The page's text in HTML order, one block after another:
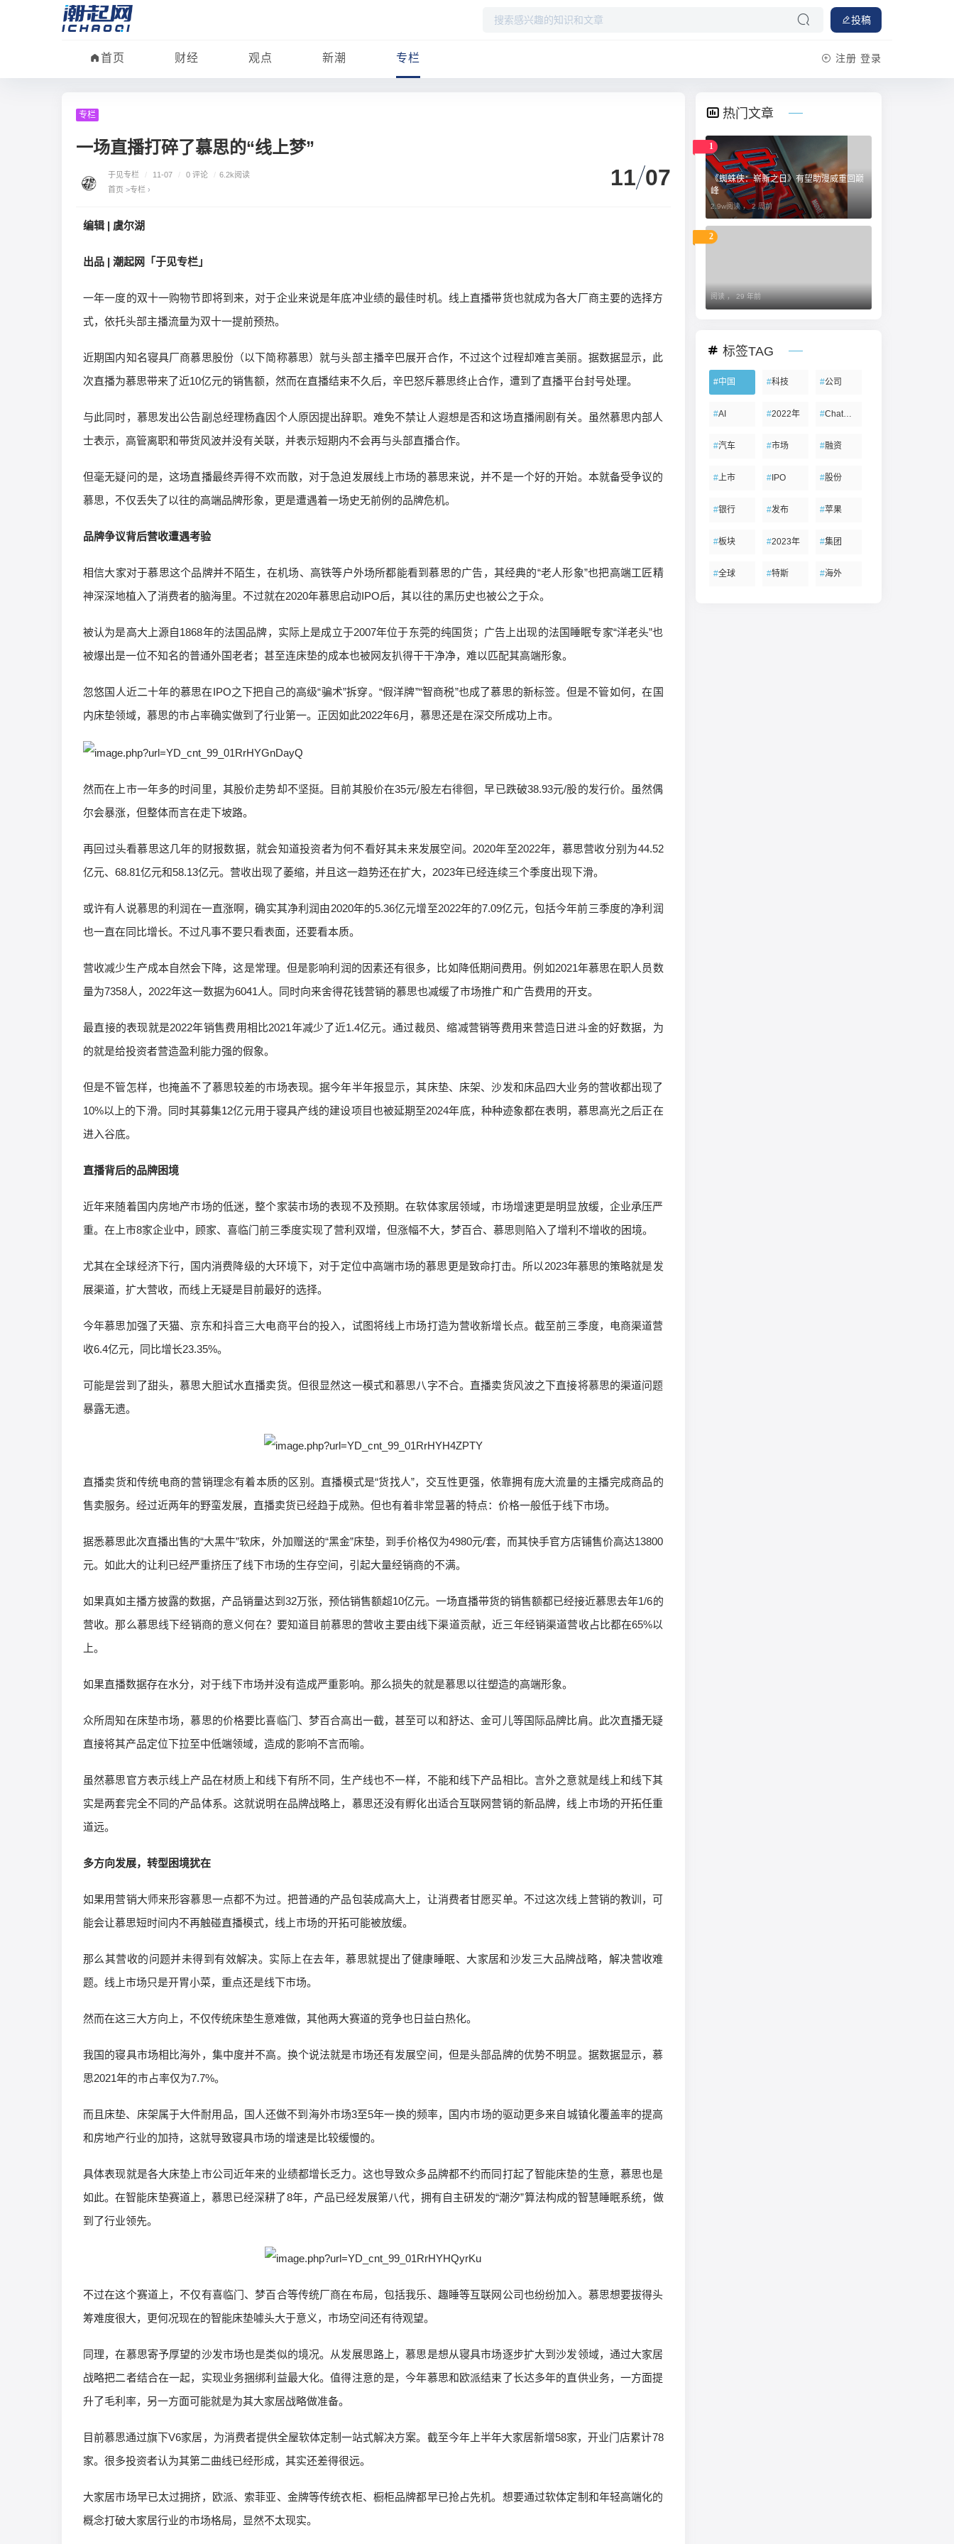
投稿
首页 财经 观点 新潮 专栏 注册 登录
专栏
一场直播打碎了慕思的“线上梦”
于见专栏 / 11-07 / 0 评论 / 6.2k阅读
首页 >专栏 › 11 07
编辑 | 虞尔湖
出品 | 潮起网「于见专栏」
一年一度的双十一购物节即将到来，对于企业来说是年底冲业绩的最佳时机。线上直播带货也就成为各大厂商主要的选择方
式，依托头部主播流量为双十一提前预热。
近期国内知名寝具厂商慕思股份（以下简称慕思）就与头部主播辛巴展开合作，不过这个过程却难言美丽。据数据显示，此
次直播为慕思带来了近10亿元的销售额，然而在直播结束不久后，辛巴怒斥慕思终止合作，遭到了直播平台封号处理。
与此同时，慕思发出公告副总经理杨鑫因个人原因提出辞职。难免不禁让人遐想是否和这场直播闹剧有关。虽然慕思内部人
士表示，高管离职和带货风波并没有关联，并表示短期内不会再与头部直播合作。
但毫无疑问的是，这场直播最终弄得不欢而散，对于急迫发展线上市场的慕思来说，并不是一个好的开始。本就备受争议的
慕思，不仅丢失了以往的高端品牌形象，更是遭遇着一场史无前例的品牌危机。
品牌争议背后营收遭遇考验
相信大家对于慕思这个品牌并不陌生，在机场、高铁等户外场所都能看到慕思的广告，其经典的“老人形象”也把高端工匠精
神深深地植入了消费者的脑海里。不过就在2020年慕思启动IPO后，其以往的黑历史也被公之于众。
被认为是高大上源自1868年的法国品牌，实际上是成立于2007年位于东莞的纯国货；广告上出现的法国睡眠专家“洋老头”也
被爆出是一位不知名的普通外国老者；甚至连床垫的成本也被网友扒得干干净净，难以匹配其高端形象。
忽悠国人近二十年的慕思在IPO之下把自己的高级“骗术”拆穿。“假洋牌”“智商税”也成了慕思的新标签。但是不管如何，在国
内床垫领域，慕思的市占率确实做到了行业第一。正因如此2022年6月，慕思还是在深交所成功上市。
然而在上市一年多的时间里，其股价走势却不坚挺。目前其股价在35元/股左右徘徊，早已跌破38.93元/股的发行价。虽然偶
尔会暴涨，但整体而言在走下坡路。
再回过头看慕思这几年的财报数据，就会知道投资者为何不看好其未来发展空间。2020年至2022年，慕思营收分别为44.52
亿元、68.81亿元和58.13亿元。营收出现了萎缩，并且这一趋势还在扩大，2023年已经连续三个季度出现下滑。
或许有人说慕思的利润在一直涨啊，确实其净利润由2020年的5.36亿元增至2022年的7.09亿元，包括今年前三季度的净利润
也一直在同比增长。不过凡事不要只看表面，还要看本质。
营收减少生产成本自然会下降，这是常理。但是影响利润的因素还有很多，比如降低期间费用。例如2021年慕思在职人员数
量为7358人，2022年这一数据为6041人。同时向来舍得花钱营销的慕思也减缓了市场推广和广告费用的开支。
最直接的表现就是2022年销售费用相比2021年减少了近1.4亿元。通过裁员、缩减营销等费用来营造日进斗金的好数据，为
的就是给投资者营造盈利能力强的假象。
但是不管怎样，也掩盖不了慕思较差的市场表现。据今年半年报显示，其床垫、床架、沙发和床品四大业务的营收都出现了
10%以上的下滑。同时其募集12亿元用于寝具产线的建设项目也被延期至2024年底，种种迹象都在表明，慕思高光之后正在
进入谷底。
直播背后的品牌困境
近年来随着国内房地产市场的低迷，整个家装市场的表现不及预期。在软体家居领域，市场增速更是明显放缓，企业承压严
重。在上市8家企业中，顾家、喜临门前三季度实现了营利双增，但涨幅不大，梦百合、慕思则陷入了增利不增收的困境。
尤其在全球经济下行，国内消费降级的大环境下，对于定位中高端市场的慕思更是致命打击。所以2023年慕思的策略就是发
展渠道，扩大营收，而线上无疑是目前最好的选择。
今年慕思加强了天猫、京东和抖音三大电商平台的投入，试图将线上市场打造为营收新增长点。截至前三季度，电商渠道营
收6.4亿元，同比增长23.35%。
可能是尝到了甜头，慕思大胆试水直播卖货。但很显然这一模式和慕思八字不合。直播卖货风波之下直接将慕思的渠道问题
暴露无遗。
直播卖货和传统电商的营销理念有着本质的区别。直播模式是“货找人”，交互性更强，依靠拥有庞大流量的主播完成商品的
售卖服务。经过近两年的野蛮发展，直播卖货已经趋于成熟。但也有着非常显著的特点：价格一般低于线下市场。
据悉慕思此次直播出售的“大黑牛”软床，外加赠送的“黑金”床垫，到手价格仅为4980元/套，而其快手官方店铺售价高达13800
元。如此大的让利已经严重挤压了线下市场的生存空间，引起大量经销商的不满。
如果真如主播方披露的数据，产品销量达到32万张，预估销售额超10亿元。一场直播带货的销售额都已经接近慕思去年1/6的
营收。那么慕思线下经销商的意义何在？要知道目前慕思的营收主要由线下渠道贡献，近三年经销渠道营收占比都在65%以
上。
如果直播数据存在水分，对于线下市场并没有造成严重影响。那么损失的就是慕思以往塑造的高端形象。
众所周知在床垫市场，慕思的价格要比喜临门、梦百合高出一截，甚至可以和舒达、金可儿等国际品牌比肩。此次直播无疑
直接将其产品定位下拉至中低端领域，造成的影响不言而喻。
虽然慕思官方表示线上产品在材质上和线下有所不同，生产线也不一样，不能和线下产品相比。言外之意就是线上和线下其
实是两套完全不同的产品体系。这就说明在品牌战略上，慕思还没有孵化出适合互联网营销的新品牌，线上市场的开拓任重
道远。
多方向发展，转型困境犹在
如果用营销大师来形容慕思一点都不为过。把普通的产品包装成高大上，让消费者甘愿买单。不过这次线上营销的教训，可
能会让慕思短时间内不再触碰直播模式，线上市场的开拓可能被放缓。
那么其营收的问题并未得到有效解决。实际上在去年，慕思就提出了健康睡眠、大家居和沙发三大品牌战略，解决营收难
题。线上市场只是开胃小菜，重点还是线下市场。
然而在这三大方向上，不仅传统床垫生意难做，其他两大赛道的竞争也日益白热化。
我国的寝具市场相比海外，集中度并不高。换个说法就是市场还有发展空间，但是头部品牌的优势不明显。据数据显示，慕
思2021年的市占率仅为7.7%。
而且床垫、床架属于大件耐用品，国人还做不到海外市场3至5年一换的频率，国内市场的驱动更多来自城镇化覆盖率的提高
和房地产行业的加持，这就导致寝具市场的增速是比较缓慢的。
具体表现就是各大床垫上市公司近年来的业绩都增长乏力。这也导致众多品牌都不约而同打起了智能床垫的生意，慕思也是
如此。在智能床垫赛道上，慕思已经深耕了8年，产品已经发展第八代，拥有自主研发的“潮汐”算法构成的智慧睡眠系统，做
到了行业领先。
不过在这个赛道上，不仅有喜临门、梦百合等传统厂商在布局，包括我乐、趣睡等互联网公司也纷纷加入。慕思想要拔得头
筹难度很大，更何况现在的智能床垫噱头大于意义，市场空间还有待观望。
同理，在慕思寄予厚望的沙发市场也是类似的境况。从发展思路上，慕思是想从寝具市场逐步扩大到沙发领域，通过大家居
战略把二者结合在一起，实现业务捆绑利益最大化。值得注意的是，今年慕思和欧派结束了长达多年的直供业务，一方面提
升了毛利率，另一方面可能就是为其大家居战略做准备。
目前慕思通过旗下V6家居，为消费者提供全屋软体定制一站式解决方案。截至今年上半年大家居新增58家，开业门店累计78
家。很多投资者认为其第二曲线已经形成，其实还差得很远。
大家居市场早已太过拥挤，欧派、索菲亚、金牌等传统衣柜、橱柜品牌都早已抢占先机。想要通过软体定制和年轻高端化的
概念打破大家居行业的市场格局，显然不太现实。
热门文章
1
《蜘蛛侠：崭新之日》有望助漫威重回巅
峰
2.9w阅读 ，2 周前
2
阅读 ， 29 年前
标签TAG
#中国 #科技 #公司
#AI #2022年 #ChatGPT
#汽车 #市场 #融资
#上市 #IPO #股份
#银行 #发布 #苹果
#板块 #2023年 #集团
#全球 #特斯 #海外